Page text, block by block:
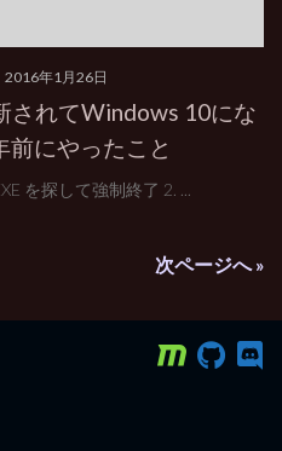
2016年1月26日
されてWindows 10にな
前にやったこと
を探して強制終了 2. ...
次ページへ »